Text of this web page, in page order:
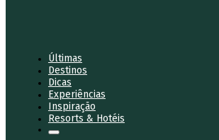
Últimas
Destinos
Dicas
Experiências
Inspiração
Resorts & Hotéis